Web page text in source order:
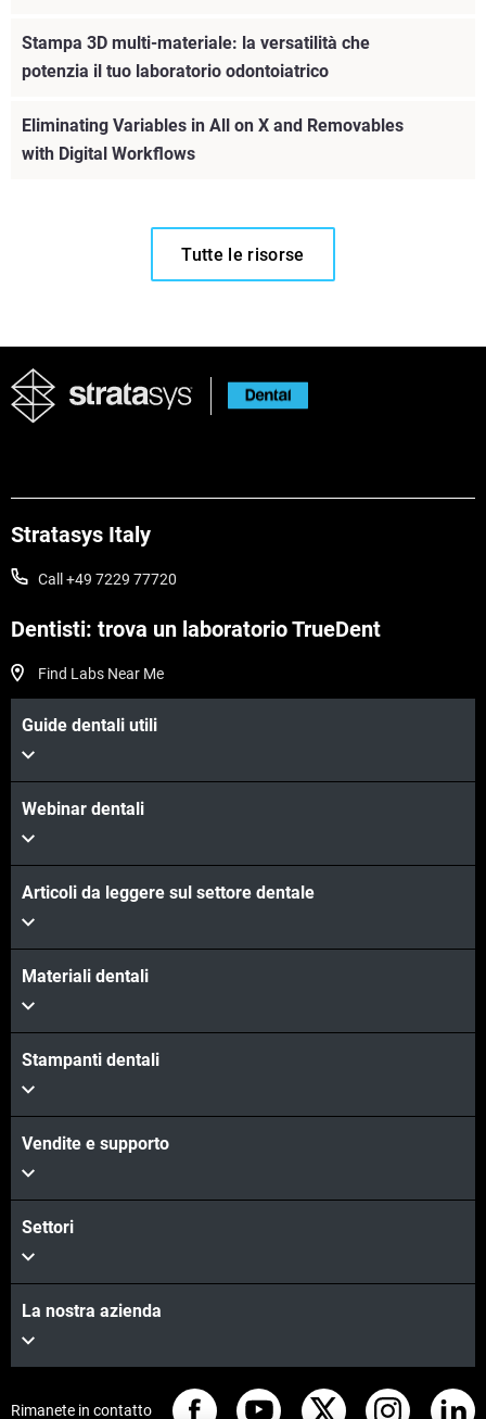
Stampa 3D multi-materiale: la versatilità che
potenzia il tuo laboratorio odontoiatrico
Scopri di più
Eliminating Variables in All on X and Removables
with Digital Workflows
Scopri di più
Tutte le risorse
Stratasys Italy
Call +49 7229 77720
Dentisti: trova un laboratorio TrueDent
Find Labs Near Me
Guide dentali utili
Webinar dentali
Articoli da leggere sul settore dentale
Materiali dentali
Stampanti dentali
Vendite e supporto
Settori
La nostra azienda
Rimanete in contatto